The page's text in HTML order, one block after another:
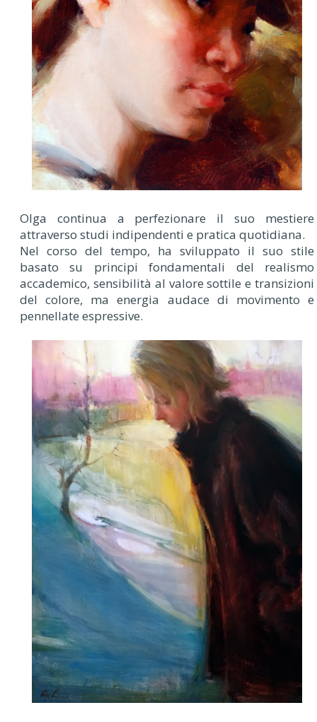
Olga continua a perfezionare il suo mestiere
attraverso studi indipendenti e pratica quotidiana.
Nel corso del tempo, ha sviluppato il suo stile
basato su principi fondamentali del realismo
accademico, sensibilità al valore sottile e transizioni
del colore, ma energia audace di movimento e
pennellate espressive.